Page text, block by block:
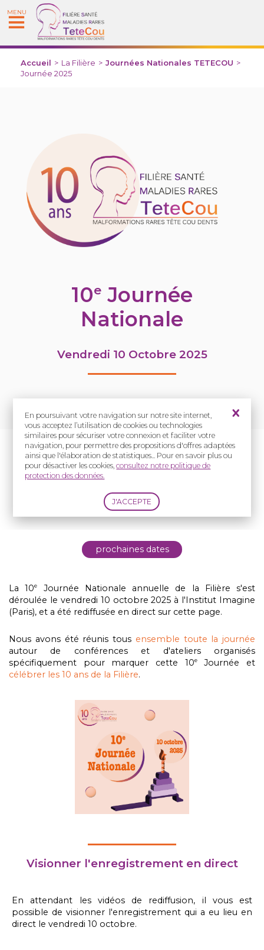
En poursuivant votre navigation sur notre site internet,
vous acceptez l’utilisation de cookies ou technologies
similaires pour sécuriser votre connexion et faciliter votre
navigation, pour permettre des propositions d'offres adaptées
ainsi que l'élaboration de statistiques... Pour en savoir plus ou
pour désactiver les cookies,consultez notre politique de
protection des données.
MENU
Accueil > La Filière > Journées Nationales TETECOU >
Journée 2025
10e Journée
Nationale
Vendredi 10 Octobre 2025
live programme
rencontres
prochaines dates
La 10e
Journée Nationale annuelle de la Filière s'est
déroulée le vendredi 10 octobre 2025 à l'Institut Imagine
(Paris), et a été rediffusée en direct sur cette page.
Nous avons été réunis tous ensemble toute la journée
autour de conférences et d'ateliers organisés
spécifiquement pour marquer cette 10eJournée et
célébrer les 10 ans de la Filière.
Visionner l'enregistrement en direct
En attendant les vidéos de rediffusion, il vous est
possible de visionner l'enregistrement qui a eu lieu en
direct le vendredi 10 octobre.